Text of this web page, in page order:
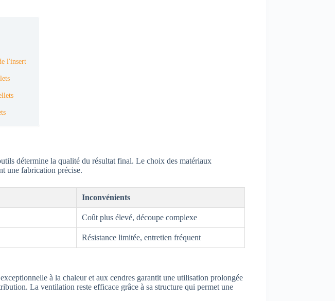
l'insert
détermine la qualité du résultat final. Le choix des matériaux
une fabrication précise.
Inconvénients
Coût plus élevé, découpe complexe
Résistance limitée, entretien fréquent
à la chaleur et aux cendres garantit une utilisation prolongée
La ventilation reste efficace grâce à sa structure qui permet une